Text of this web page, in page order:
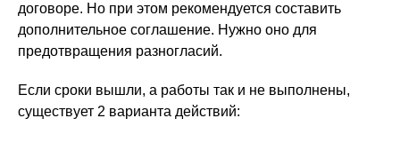
договоре. Но при этом рекомендуется составить
дополнительное соглашение. Нужно оно для
предотвращения разногласий.
Если сроки вышли, а работы так и не выполнены,
существует 2 варианта действий: